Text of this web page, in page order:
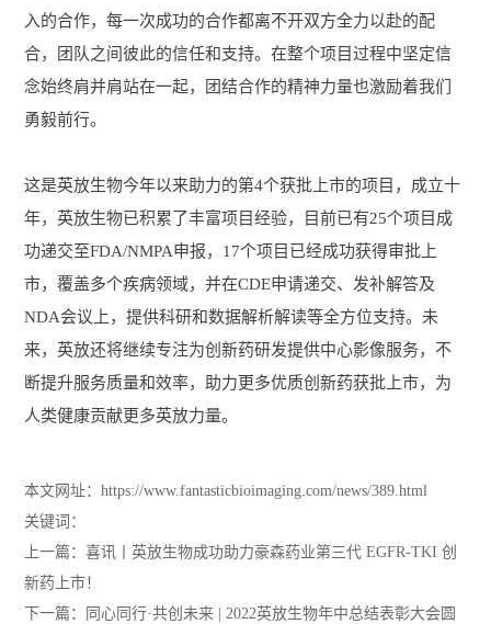
入的合作，每一次成功的合作都离不开双方全力以赴的配
合，团队之间彼此的信任和支持。在整个项目过程中坚定信
念始终肩并肩站在一起，团结合作的精神力量也激励着我们
勇毅前行。
这是英放生物今年以来助力的第4个获批上市的项目，成立十
年，英放生物已积累了丰富项目经验，目前已有25个项目成
功递交至FDA/NMPA申报，17个项目已经成功获得审批上
市，覆盖多个疾病领域，并在CDE申请递交、发补解答及
NDA会议上，提供科研和数据解析解读等全方位支持。未
来，英放还将继续专注为创新药研发提供中心影像服务，不
断提升服务质量和效率，助力更多优质创新药获批上市，为
人类健康贡献更多英放力量。
本文网址：https://www.fantasticbioimaging.com/news/389.html
关键词：
上一篇：喜讯丨英放生物成功助力豪森药业第三代 EGFR-TKI 创
新药上市！
下一篇：
同心同行·共创未来 | 2022英放生物年中总结表彰大会圆